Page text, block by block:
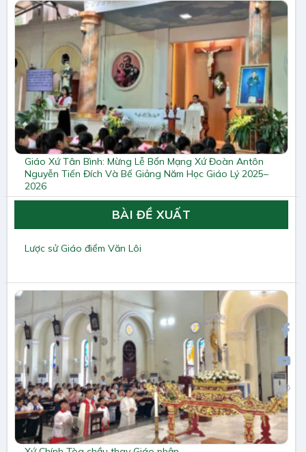
Giáo Xứ Tân Bình: Mừng Lễ Bổn Mạng Xứ Đoàn Antôn
Nguyễn Tiến Đích Và Bế Giảng Năm Học Giáo Lý 2025–
2026
BÀI ĐỀ XUẤT
Lược sử Giáo điểm Văn Lôi